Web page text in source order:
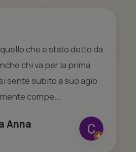
che e stato detto da
chi va per la prima
sente subito a suo agio
compe...
Anna